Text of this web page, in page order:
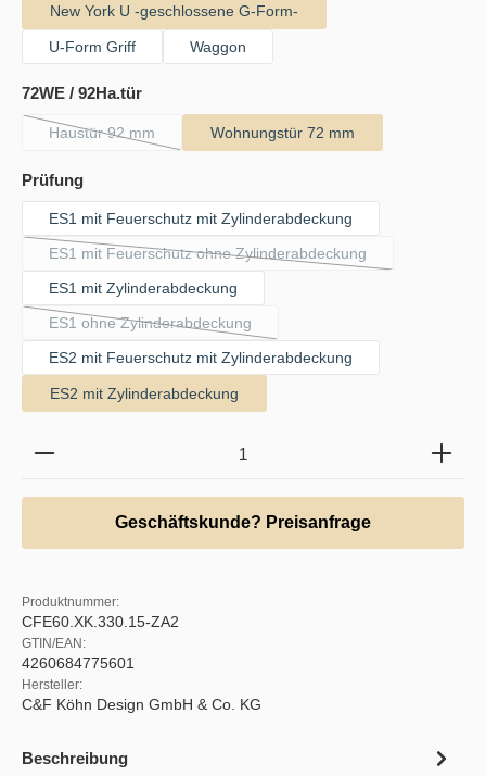
New York U -geschlossene G-Form-
U-Form Griff Waggon
72WE / 92Ha.türauswählen
Haustür 92 mm
(Diese Option ist zurzeit nicht verfügbar.)
Wohnungstür 72 mm
Prüfungauswählen
ES1 mit Feuerschutz mit Zylinderabdeckung
ES1 mit Feuerschutz ohne Zylinderabdeckung
(Diese Option ist zurzeit nicht verfügbar.)
ES1 mit Zylinderabdeckung
ES1 ohne Zylinderabdeckung
(Diese Option ist zurzeit nicht verfügbar.)
ES2 mit Feuerschutz mit Zylinderabdeckung
ES2 mit Zylinderabdeckung
Produkt Anzahl: Gib den gewünschten Wert ein
Geschäftskunde? Preisanfrage
Produktnummer:
CFE60.XK.330.15-ZA2
GTIN/EAN:
4260684775601
Hersteller:
C&F Köhn Design GmbH & Co. KG
Beschreibung